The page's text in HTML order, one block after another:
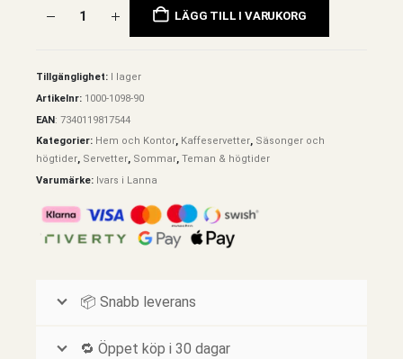
LÄGG TILL I VARUKORG
Tillgänglighet:
I lager
Artikelnr: 1000-1098-90
EAN: 7340119817544
Kategorier: Hem och Kontor, Kaffeservetter, Säsonger och
högtider, Servetter, Sommar, Teman & högtider
Varumärke: Ivars i Lanna
📦 Snabb leverans
🔁 Öppet köp i 30 dagar